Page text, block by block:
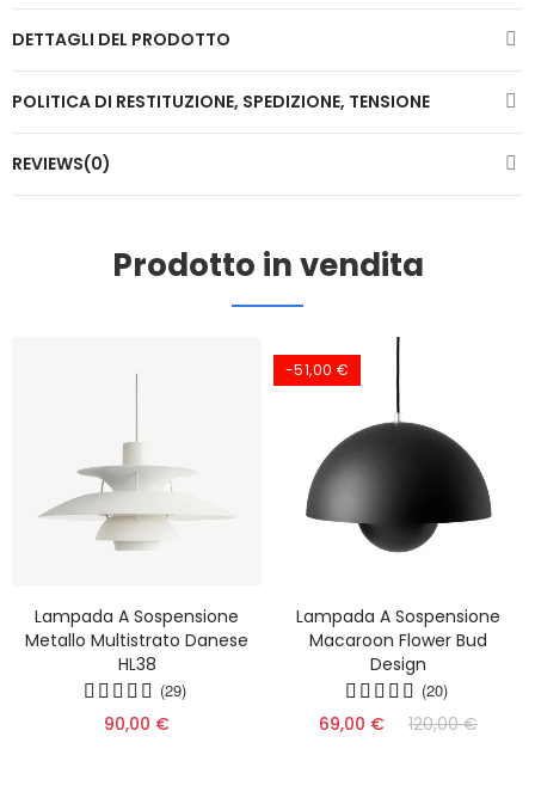
DETTAGLI DEL PRODOTTO
POLITICA DI RESTITUZIONE, SPEDIZIONE, TENSIONE
REVIEWS(0)
Prodotto in vendita
Lampada A Sospensione
Metallo Multistrato Danese
HL38
(29)
90,00 €
-51,00 €
Lampada A Sospensione
Macaroon Flower Bud
Design
(20)
69,00 € 120,00 €